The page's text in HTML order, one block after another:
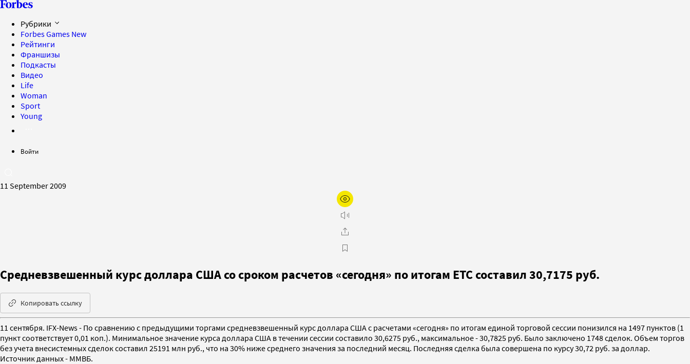
Рубрики
Forbes Games New
Рейтинги
Франшизы
Подкасты
Видео
Life
Woman
Sport
Young
Войти
11 September 2009
Средневзвешенный курс доллара США со сроком расчетов «сегодня» по итогам ЕТС составил 30,7175 руб.
Копировать ссылку
11 сентября. IFX-News - По сравнению с предыдущими торгами средневзвешенный курс доллара США с расчетами «сегодня» по итогам единой торговой сессии понизился на 1497 пунктов (1
пункт соответствует 0,01 коп.). Минимальное значение курса доллара США в течении сессии составило 30,6275 руб., максимальное - 30,7825 руб. Было заключено 1748 сделок. Объем торгов
без учета внесистемных сделок составил 25191 млн руб., что на 30% ниже среднего значения за последний месяц. Последняя сделка была совершена по курсу 30,72 руб. за доллар.
Источник данных - ММВБ.